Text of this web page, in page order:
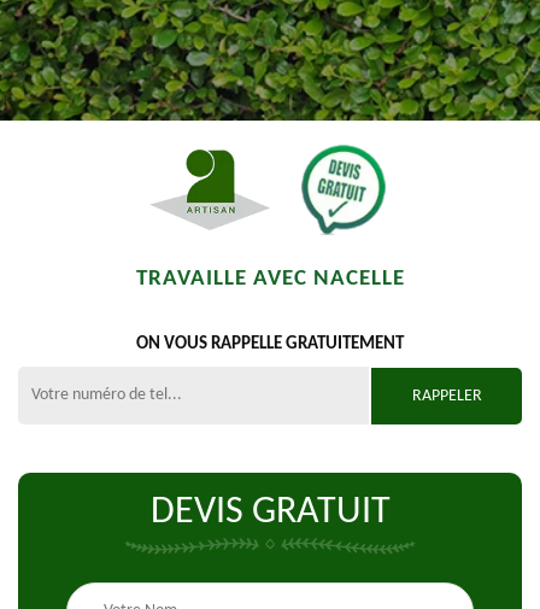
TRAVAILLE AVEC NACELLE
ON VOUS RAPPELLE GRATUITEMENT
DEVIS GRATUIT